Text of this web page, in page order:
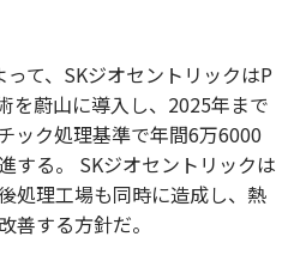
て、SKジオセントリックはP
を蔚山に導入し、2025年まで
ック処理基準で年間6万6000
する。 SKジオセントリックは
処理工場も同時に造成し、熱
善する方針だ。